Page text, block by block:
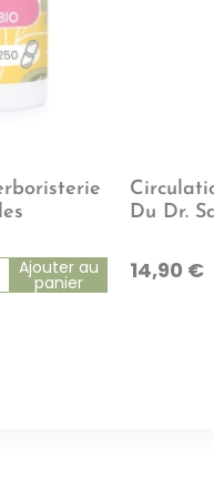
Ajouter au
panier
Du Dr.
14,90 €